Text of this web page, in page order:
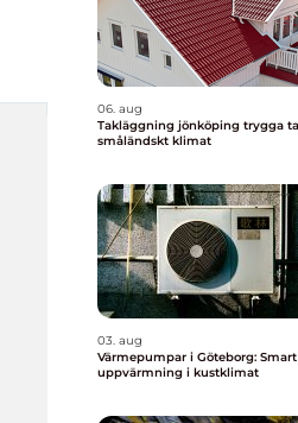
06. aug
Takläggning jönköping trygga tak för
småländskt klimat
03. aug
Värmepumpar i Göteborg: Smart
uppvärmning i kustklimat